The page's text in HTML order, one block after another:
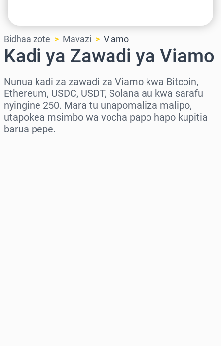
Bidhaa zote Mavazi Viamo
Kadi ya Zawadi ya Viamo
Nunua kadi za zawadi za Viamo kwa Bitcoin,
Ethereum, USDC, USDT, Solana au kwa sarafu
nyingine 250. Mara tu unapomaliza malipo,
utapokea msimbo wa vocha papo hapo kupitia
barua pepe.